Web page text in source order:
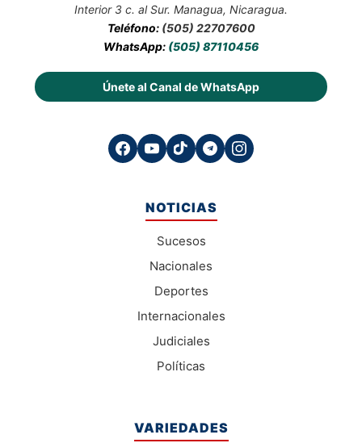
Interior 3 c. al Sur. Managua, Nicaragua.
Teléfono: (505) 22707600
WhatsApp: (505) 87110456
Únete al Canal de WhatsApp
NOTICIAS
Sucesos
Nacionales
Deportes
Internacionales
Judiciales
Políticas
VARIEDADES